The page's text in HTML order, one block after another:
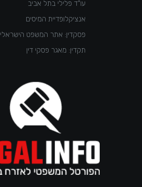
עו"ד פלילי בתל אביב
אנציקלופדיית המיסים
פסקדין: אתר המשפט הישראלי
תקדין: מאגר פסקי דין